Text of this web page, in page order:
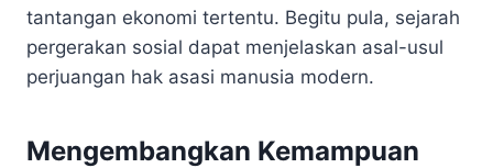
tantangan ekonomi tertentu. Begitu pula, sejarah
pergerakan sosial dapat menjelaskan asal-usul
perjuangan hak asasi manusia modern.
Mengembangkan Kemampuan